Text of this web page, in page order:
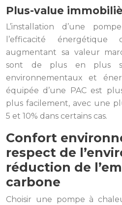
Plus-value
L’installation d’une
l’efficacité
augmentant sa valeur
sont de plus en plus
environnementaux et
équipée d’une PAC est
plus facilement, avec une
5 et 10% dans certains cas.
Confort
respect de
réduction de
carbone
Choisir une pompe à